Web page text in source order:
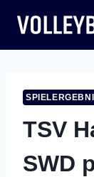
Inhalt
springen
TSV
SWD